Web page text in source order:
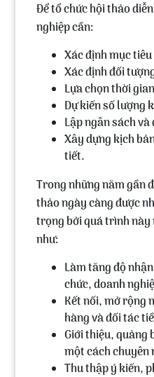
Để tổ chức hội thảo
nghiệp cần:
Xác định mục
Xác định đối
Lựa chọn thời
Dự kiến số lượng
Lập ngân sách
Xây dựng kịch
tiết.
Trong những năm gần
thảo ngày càng được
trọng bởi quá trình
như:
Làm tăng độ
chức, doanh
Kết nối, mở rộng
hàng và đối tác
Giới thiệu, quảng
một cách chuyên
Thu thập ý kiến,